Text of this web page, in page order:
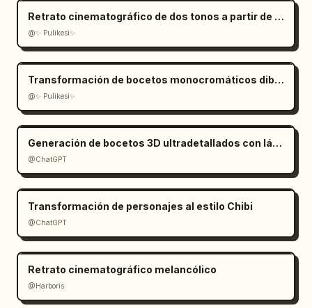
Retrato cinematográfico de dos tonos a partir de una foto subida
@✨ Pulikesi✨
Transformación de bocetos monocromáticos dibujados a mano
@✨ Pulikesi✨
Generación de bocetos 3D ultradetallados con lápiz de grafito
@ChatGPT
Transformación de personajes al estilo Chibi
@ChatGPT
Retrato cinematográfico melancólico
@Harboris